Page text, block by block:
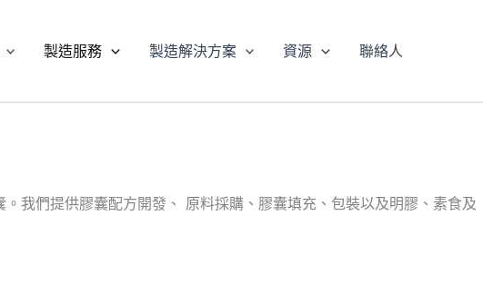
製造服務 製造解決方案 資源 聯絡人
我們提供膠囊配方開發、 原料採購、膠囊填充、包裝以及明膠、素食及